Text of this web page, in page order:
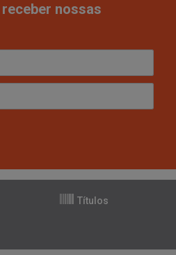
nossas
Títulos